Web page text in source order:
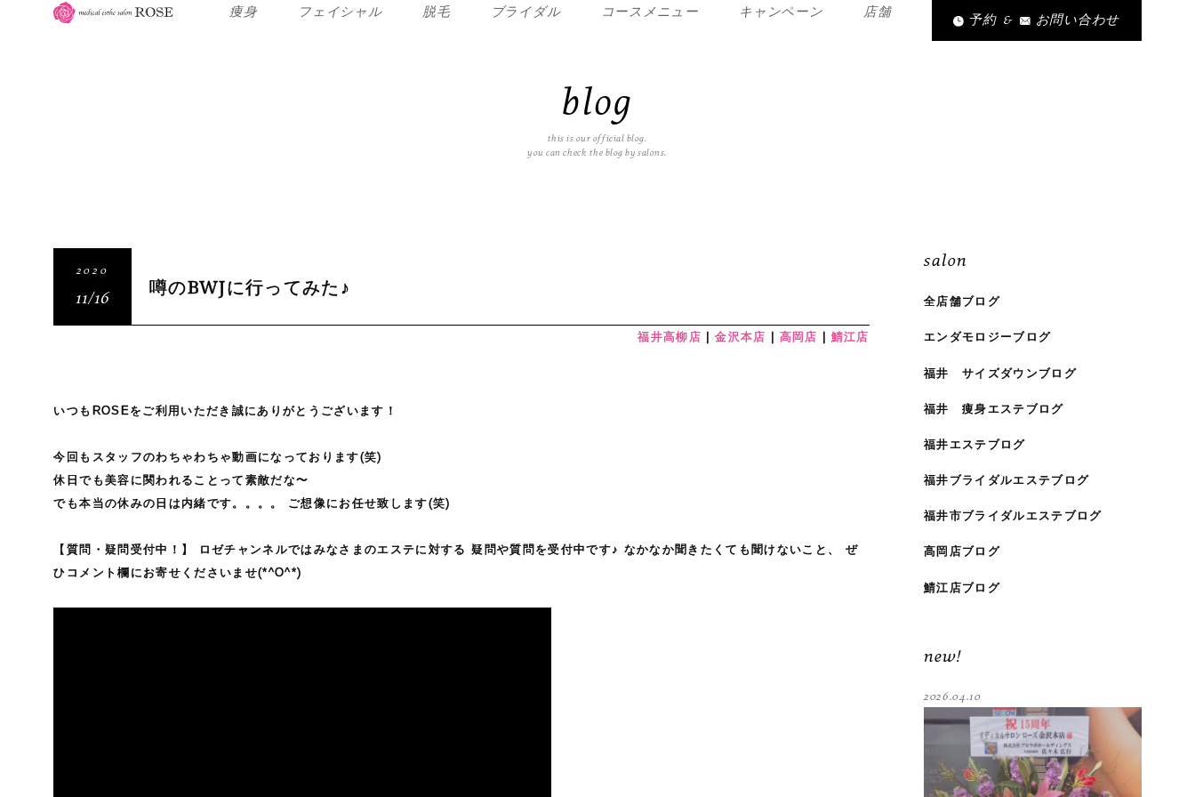
痩身 フェイシャル 脱毛 ブライダル コースメニュー キャンペーン 店舗
予約 & お問い合わせ
blog
this is our official blog.
you can check the blog by salons.
2020
11/16 噂のBWJに行ってみた♪
福井高柳店 金沢本店 高岡店 鯖江店
いつもROSEをご利用いただき誠にありがとうございます！
今回もスタッフのわちゃわちゃ動画になっております(笑)
休日でも美容に関われることって素敵だな〜
でも本当の休みの日は内緒です。。。。 ご想像にお任せ致します(笑)
【質問・疑問受付中！】 ロゼチャンネルではみなさまのエステに対する 疑問や質問を受付中です♪ なかなか聞きたくても聞けないこと、 ぜ
ひコメント欄にお寄せくださいませ(*^O^*)
salon
全店舗ブログ
エンダモロジーブログ
福井 サイズダウンブログ
福井 痩身エステブログ
福井エステブログ
福井ブライダルエステブログ
福井市ブライダルエステブログ
高岡店ブログ
鯖江店ブログ
new!
2026.04.10